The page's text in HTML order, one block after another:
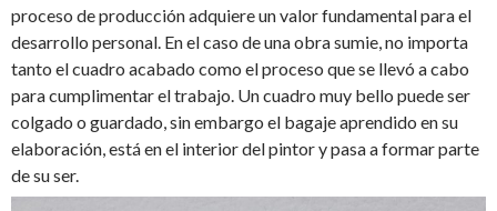
proceso de producción adquiere un valor fundamental para el
desarrollo personal. En el caso de una obra sumie, no importa
tanto el cuadro acabado como el proceso que se llevó a cabo
para cumplimentar el trabajo. Un cuadro muy bello puede ser
colgado o guardado, sin embargo el bagaje aprendido en su
elaboración, está en el interior del pintor y pasa a formar parte
de su ser.